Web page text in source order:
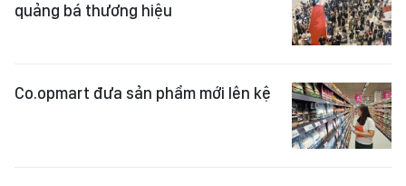
quảng bá thương hiệu
Co.opmart đưa sản phẩm mới lên kệ